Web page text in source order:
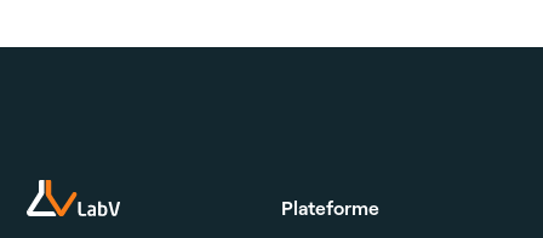
Plateforme